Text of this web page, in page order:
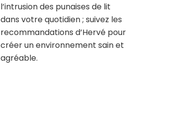
l’intrusion des punaises de lit
dans votre quotidien ; suivez les
recommandations d’Hervé pour
créer un environnement sain et
agréable.